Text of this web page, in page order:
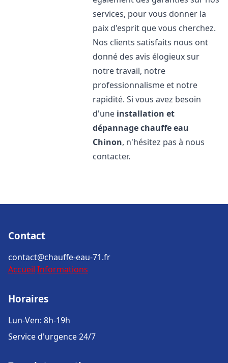
services, pour vous donner la
paix d'esprit que vous cherchez.
Nos clients satisfaits nous ont
donné des avis élogieux sur
notre travail, notre
professionnalisme et notre
rapidité. Si vous avez besoin
d'une installation et
dépannage chauffe eau
Chinon, n'hésitez pas à nous
contacter.
Contact
contact@chauffe-eau-71.fr
Accueil Informations
Horaires
Lun-Ven: 8h-19h
Service d'urgence 24/7